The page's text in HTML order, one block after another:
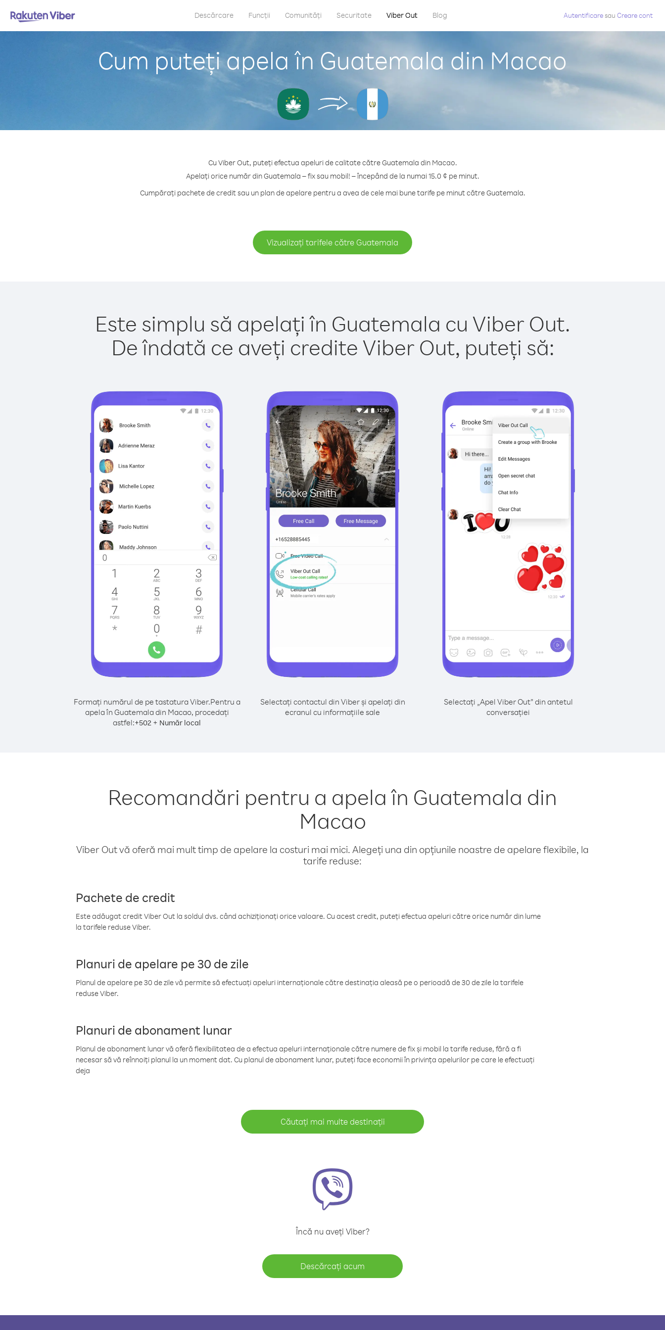
Descărcare Funcții Comunități Securitate Viber Out Blog Autentificaresau Creare cont
Cum puteți apela în Guatemala din Macao
Cu Viber Out, puteți efectua apeluri de calitate către Guatemala din Macao.
Apelați orice număr din Guatemala – fix sau mobil! – începând de la numai 15.0 ¢ pe minut.
Cumpărați pachete de credit sau un plan de apelare pentru a avea de cele mai bune tarife pe minut către Guatemala.
Vizualizați tarifele către Guatemala
Este simplu să apelați în Guatemala cu Viber Out.
De îndată ce aveți credite Viber Out, puteți să:
Formați numărul de pe tastatura Viber.Pentru a
apela în Guatemala din Macao, procedați
astfel:+502 + Număr local
Selectați contactul din Viber și apelați din
ecranul cu informațiile sale
Selectați „Apel Viber Out” din antetul
conversației
Recomandări pentru a apela în Guatemala din
Macao
Viber Out vă oferă mai mult timp de apelare la costuri mai mici. Alegeți una din opțiunile noastre de apelare flexibile, la
tarife reduse:
Pachete de credit
Este adăugat credit Viber Out la soldul dvs. când achiziționați orice valoare. Cu acest credit, puteți efectua apeluri către orice număr din lume
la tarifele reduse Viber.
Planuri de apelare pe 30 de zile
Planul de apelare pe 30 de zile vă permite să efectuați apeluri internaționale către destinația aleasă pe o perioadă de 30 de zile la tarifele
reduse Viber.
Planuri de abonament lunar
Planul de abonament lunar vă oferă flexibilitatea de a efectua apeluri internaționale către numere de fix și mobil la tarife reduse, fără a fi
necesar să vă reînnoiți planul la un moment dat. Cu planul de abonament lunar, puteți face economii în privința apelurilor pe care le efectuați
deja
Căutați mai multe destinații
Încă nu aveți Viber?
Descărcați acum